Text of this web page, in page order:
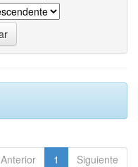
Anterior 1 Siguiente